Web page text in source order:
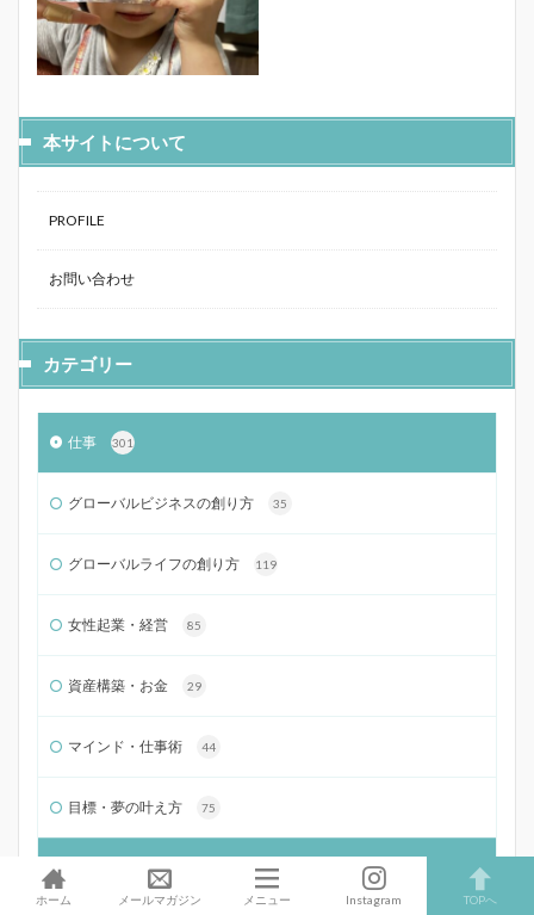
本サイトについて
PROFILE
お問い合わせ
カテゴリー
仕事 301
グローバルビジネスの創り方 35
グローバルライフの創り方 119
女性起業・経営 85
資産構築・お金 29
マインド・仕事術 44
目標・夢の叶え方 75
296
ホーム メールマガジン メニュー Instagram TOPへ